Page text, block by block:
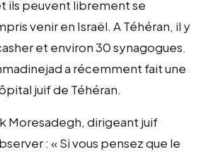
ils peuvent librement se
venir en Israël. A Téhéran, il y
et environ 30 synagogues.
a récemment fait une
juif de Téhéran.
Moresadegh, dirigeant juif
: « Si vous pensez que le